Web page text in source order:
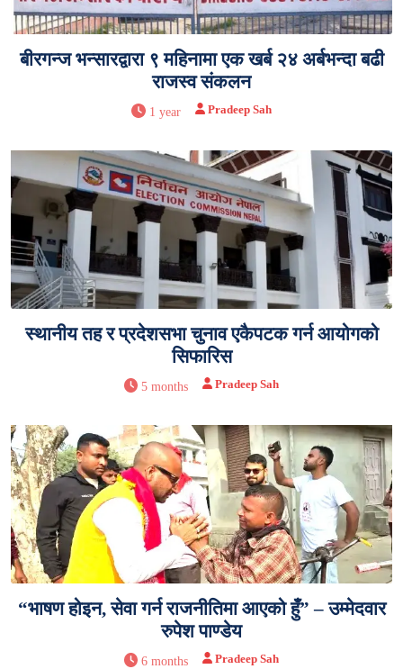
बीरगन्ज भन्सारद्वारा ९ महिनामा एक खर्ब २४ अर्बभन्दा बढी
राजस्व संकलन
1 year Pradeep Sah
स्थानीय तह र प्रदेशसभा चुनाव एकैपटक गर्न आयोगको
सिफारिस
5 months Pradeep Sah
“भाषण होइन, सेवा गर्न राजनीतिमा आएको हुँ” – उम्मेदवार
रुपेश पाण्डेय
6 months Pradeep Sah